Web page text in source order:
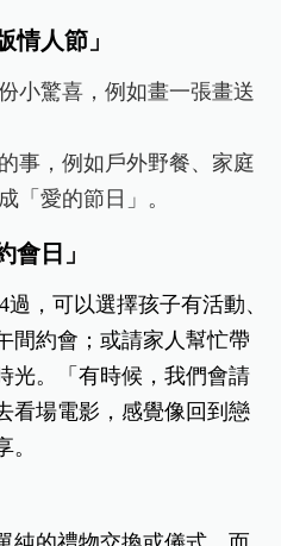
情人節」
小驚喜，例如畫一張畫送
事，例如戶外野餐、家庭
「愛的節日」。
會日」
，可以選擇孩子有活動、
間約會；或請家人幫忙帶
光。「有時候，我們會請
看場電影，感覺像回到戀